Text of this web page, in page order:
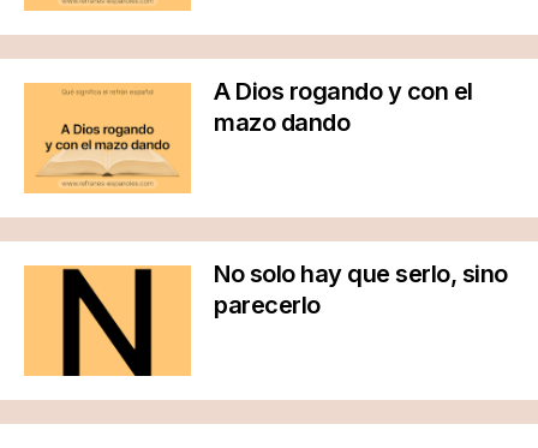
A Dios rogando y con el
mazo dando
No solo hay que serlo, sino
parecerlo